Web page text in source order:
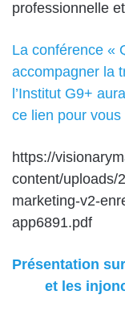
professionnelle
La conférence «
accompagner la
l’Institut G9+
ce lien pour vous
https://
content/uploads/
marketing-v2-
app6891.pdf
Présentation
et les